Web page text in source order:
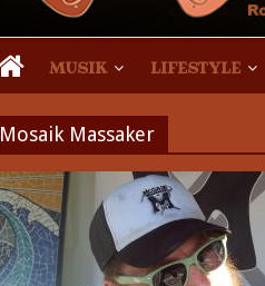
MUSIK LIFESTYLE
Mosaik Massaker